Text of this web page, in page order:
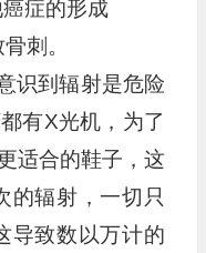
症的形成
刺。
识到辐射是危险
有X光机，为了
适合的鞋子，这
的辐射，一切只
导致数以万计的